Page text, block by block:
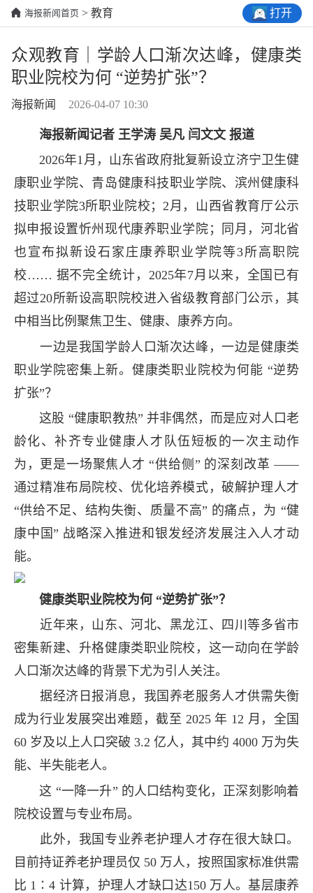
海报新闻首页 > 教育 打开
众观教育｜学龄人口渐次达峰，健康类
职业院校为何 “逆势扩张”？
海报新闻 2026-04-07 10:30
海报新闻记者 王学涛 吴凡 闫文文 报道
2026年1月，山东省政府批复新设立济宁卫生健
康职业学院、青岛健康科技职业学院、滨州健康科
技职业学院3所职业院校；2月，山西省教育厅公示
拟申报设置忻州现代康养职业学院；同月，河北省
也宣布拟新设石家庄康养职业学院等3所高职院
校…… 据不完全统计，2025年7月以来，全国已有
超过20所新设高职院校进入省级教育部门公示，其
中相当比例聚焦卫生、健康、康养方向。
一边是我国学龄人口渐次达峰，一边是健康类
职业学院密集上新。健康类职业院校为何能 “逆势
扩张”？
这股 “健康职教热” 并非偶然，而是应对人口老
龄化、补齐专业健康人才队伍短板的一次主动作
为，更是一场聚焦人才 “供给侧” 的深刻改革 ——
通过精准布局院校、优化培养模式，破解护理人才
“供给不足、结构失衡、质量不高” 的痛点，为 “健
康中国” 战略深入推进和银发经济发展注入人才动
能。
健康类职业院校为何 “逆势扩张”？
近年来，山东、河北、黑龙江、四川等多省市
密集新建、升格健康类职业院校，这一动向在学龄
人口渐次达峰的背景下尤为引人关注。
据经济日报消息，我国养老服务人才供需失衡
成为行业发展突出难题，截至 2025 年 12 月，全国
60 岁及以上人口突破 3.2 亿人，其中约 4000 万为失
能、半失能老人。
这 “一降一升” 的人口结构变化，正深刻影响着
院校设置与专业布局。
此外，我国专业养老护理人才存在很大缺口。
目前持证养老护理员仅 50 万人，按照国家标准供需
比 1∶4 计算，护理人才缺口达150 万人。基层康养